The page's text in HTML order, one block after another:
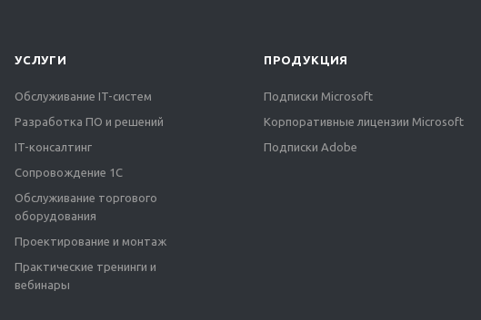
УСЛУГИ
Обслуживание IT-систем
Разработка ПО и решений
IT-консалтинг
Сопровождение 1С
Обслуживание торгового
оборудования
Проектирование и монтаж
Практические тренинги и
вебинары
ПРОДУКЦИЯ
Подписки Microsoft
Корпоративные лицензии Microsoft
Подписки Adobe